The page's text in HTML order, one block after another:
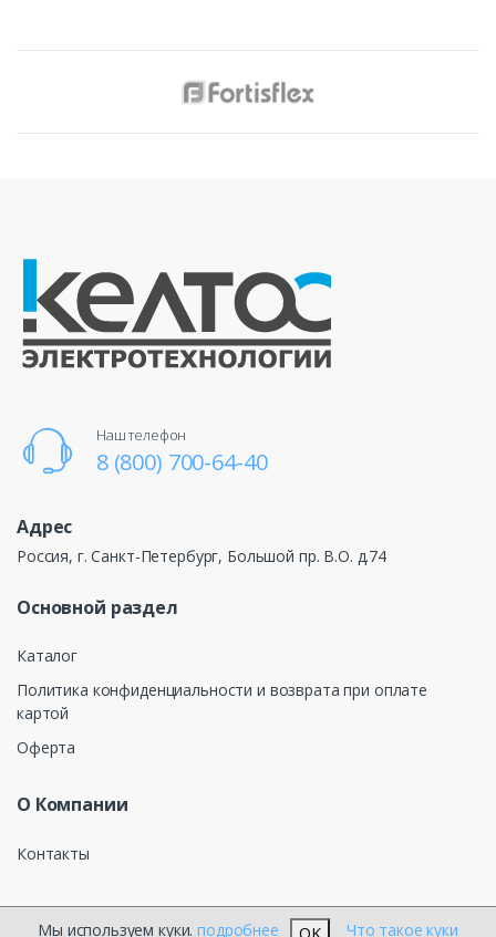
Наш телефон
8 (800) 700-64-40
Адрес
Россия, г. Санкт-Петербург, Большой пр. В.О. д.74
Основной раздел
Каталог
Политика конфиденциальности и возврата при оплате
картой
Оферта
О Компании
Контакты
Мы используем куки.подробнее Что такое куки